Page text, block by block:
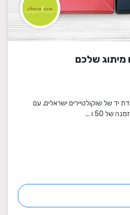
עבודת יד של שוקולטיירים ישראלים, עם
של 50 ו ...